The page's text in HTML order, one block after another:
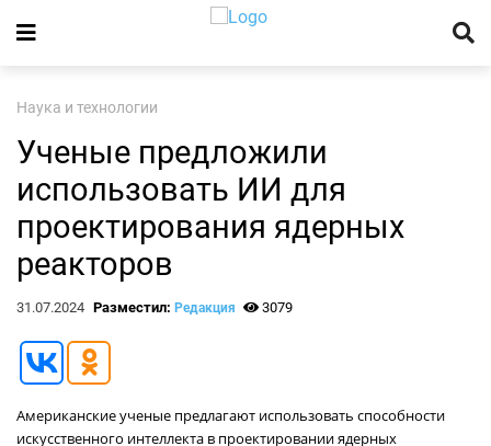
Наука и технологии
Ученые предложили
использовать ИИ для
проектирования ядерных
реакторов
31.07.2024 Разместил: Редакция 3079
Американские ученые предлагают использовать способности
искусственного интеллекта в проектировании ядерных